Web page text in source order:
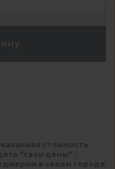
стоимость
"свои цены" .
в своем городе